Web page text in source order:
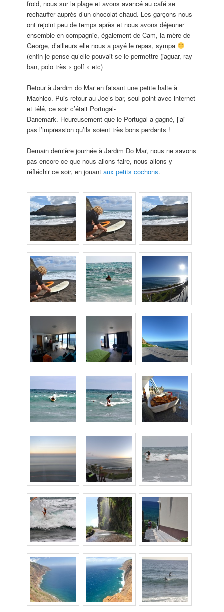
froid, nous sur la plage et avons avancé au café se
rechauffer auprès d’un chocolat chaud. Les garçons nous
ont rejoint peu de temps après et nous avons déjeuner
ensemble en compagnie, également de Cam, la mère de
George, d’ailleurs elle nous a payé le repas, sympa
(enfin je pense qu’elle pouvait se le permettre (jaguar, ray
ban, polo très « golf » etc)
Retour à Jardim do Mar en faisant une petite halte à
Machico. Puis retour au Joe’s bar, seul point avec internet
et télé, ce soir c’était Portugal-
Danemark. Heureusement que le Portugal a gagné, j’ai
pas l’impression qu’ils soient très bons perdants !
Demain dernière journée à Jardim Do Mar, nous ne savons
pas encore ce que nous allons faire, nous allons y
réfléchir ce soir, en jouantaux petits cochons.